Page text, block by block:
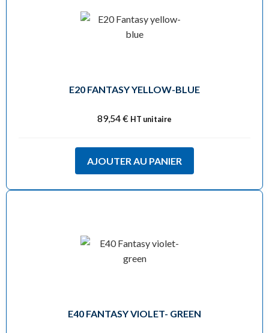
E20 FANTASY YELLOW-BLUE
89,54€ HT unitaire
AJOUTER AU PANIER
E40 FANTASY VIOLET- GREEN